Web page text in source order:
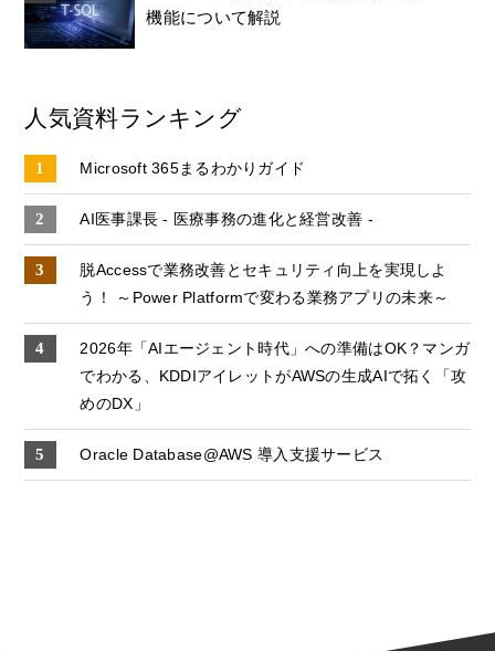
機能について解説
人気資料ランキング
Microsoft 365まるわかりガイド
AI医事課長 - 医療事務の進化と経営改善 -
脱Accessで業務改善とセキュリティ向上を実現しよ
う！ ～Power Platformで変わる業務アプリの未来～
2026年「AIエージェント時代」への準備はOK？マンガ
でわかる、KDDIアイレットがAWSの生成AIで拓く「攻
めのDX」
Oracle Database@AWS 導入支援サービス